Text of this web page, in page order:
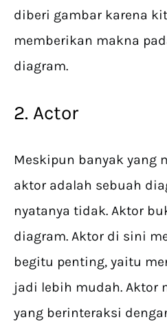
diberi gambar karena
memberikan makna
diagram.
2. Actor
Meskipun banyak yang
aktor adalah sebuah
nyatanya tidak. Aktor
diagram. Aktor di sini
begitu penting, yaitu
jadi lebih mudah. Aktor
yang berinteraksi